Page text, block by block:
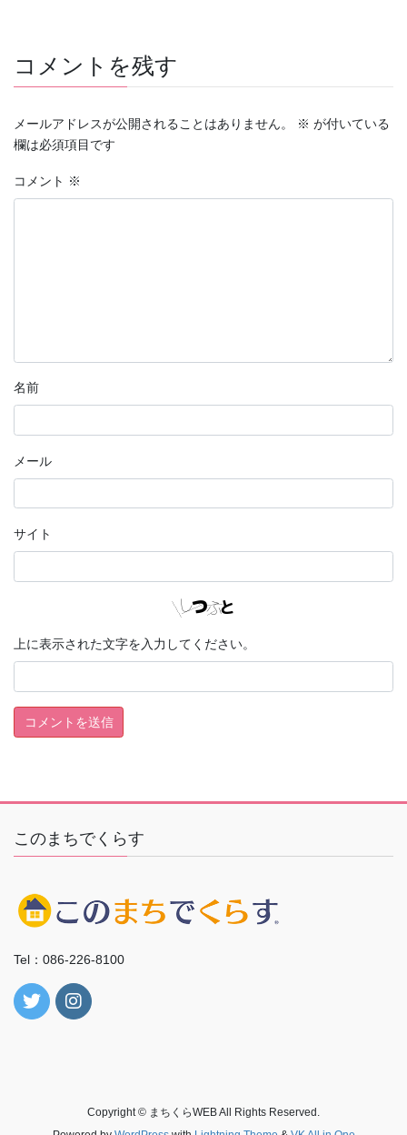
コメントを残す
メールアドレスが公開されることはありません。 ※ が付いている
欄は必須項目です
コメント ※
名前
メール
サイト
上に表示された文字を入力してください。
このまちでくらす
Tel：086-226-8100
Copyright © まちくらWEB All Rights Reserved.